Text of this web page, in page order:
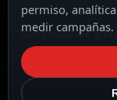
Longitud de
permiso,
medir campañas.